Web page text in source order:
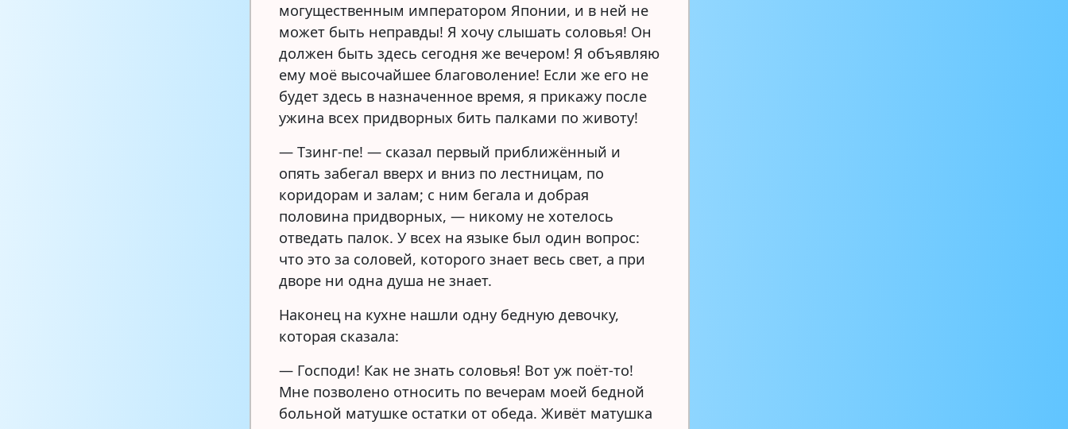
могущественным императором Японии, и в ней не
может быть неправды! Я хочу слышать соловья! Он
должен быть здесь сегодня же вечером! Я объявляю
ему моё высочайшее благоволение! Если же его не
будет здесь в назначенное время, я прикажу после
ужина всех придворных бить палками по животу!
— Тзинг-пе! — сказал первый приближённый и
опять забегал вверх и вниз по лестницам, по
коридорам и залам; с ним бегала и добрая
половина придворных, — никому не хотелось
отведать палок. У всех на языке был один вопрос:
что это за соловей, которого знает весь свет, а при
дворе ни одна душа не знает.
Наконец на кухне нашли одну бедную девочку,
которая сказала:
— Господи! Как не знать соловья! Вот уж поёт-то!
Мне позволено относить по вечерам моей бедной
больной матушке остатки от обеда. Живёт матушка